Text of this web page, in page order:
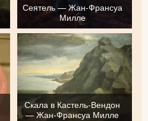
Сеятель — Жан-Франсуа
Милле
Скала в Кастель-Вендон
— Жан-Франсуа Милле